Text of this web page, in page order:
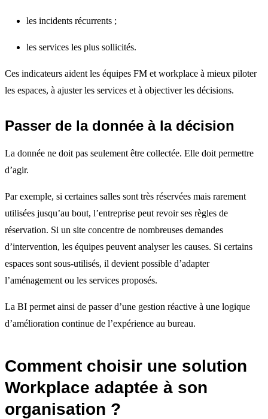
les incidents récurrents ;
les services les plus sollicités.
Ces indicateurs aident les équipes FM et workplace à mieux piloter
les espaces, à ajuster les services et à objectiver les décisions.
Passer de la donnée à la décision
La donnée ne doit pas seulement être collectée. Elle doit permettre
d’agir.
Par exemple, si certaines salles sont très réservées mais rarement
utilisées jusqu’au bout, l’entreprise peut revoir ses règles de
réservation. Si un site concentre de nombreuses demandes
d’intervention, les équipes peuvent analyser les causes. Si certains
espaces sont sous-utilisés, il devient possible d’adapter
l’aménagement ou les services proposés.
La BI permet ainsi de passer d’une gestion réactive à une logique
d’amélioration continue de l’expérience au bureau.
Comment choisir une solution
Workplace adaptée à son
organisation ?